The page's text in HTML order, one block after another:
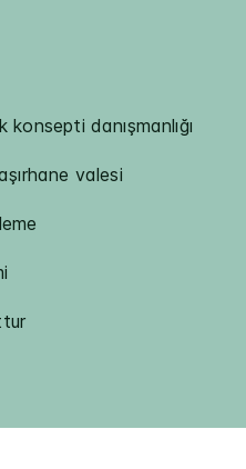
danışmanlığı
valesi